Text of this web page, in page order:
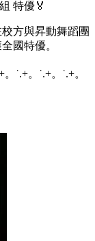
特優🏅
方與昇動舞蹈團
國特優。
˙.+。˙.+。˙.+。